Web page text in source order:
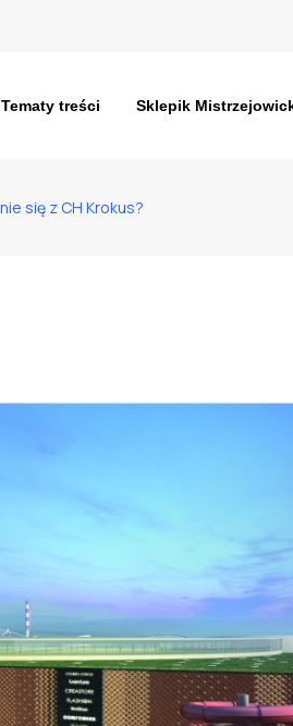
Tematy treści Sklepik
się z CH Krokus?